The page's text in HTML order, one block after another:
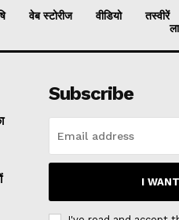
वेब स्टोरीज वीडियो तस्वीरें
Subscribe
I